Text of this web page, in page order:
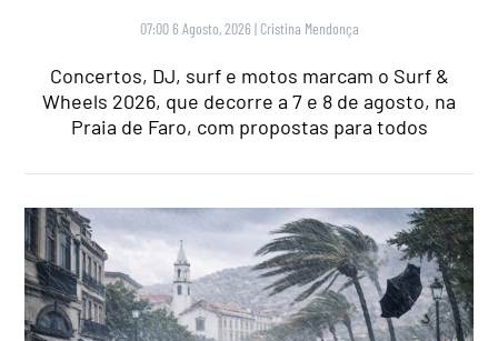
07:00 6 Agosto, 2026 | Cristina Mendonça
Concertos, DJ, surf e motos marcam o Surf &
Wheels 2026, que decorre a 7 e 8 de agosto, na
Praia de Faro, com propostas para todos